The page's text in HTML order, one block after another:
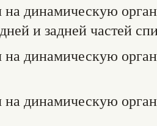
динамическую
и задней частей
динамическую
динамическую